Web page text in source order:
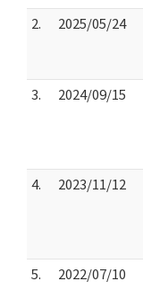
2.
2025/05/24
3.
2024/09/15
4.
2023/11/12
5.
2022/07/10